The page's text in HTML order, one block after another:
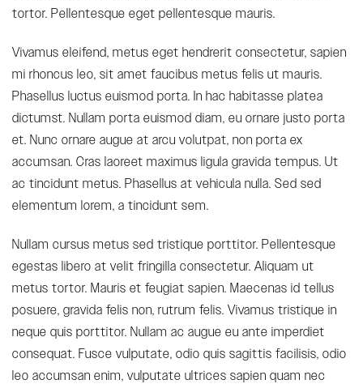
tortor. Pellentesque eget pellentesque mauris.
Vivamus eleifend, metus eget hendrerit consectetur, sapien
mi rhoncus leo, sit amet faucibus metus felis ut mauris.
Phasellus luctus euismod porta. In hac habitasse platea
dictumst. Nullam porta euismod diam, eu ornare justo porta
et. Nunc ornare augue at arcu volutpat, non porta ex
accumsan. Cras laoreet maximus ligula gravida tempus. Ut
ac tincidunt metus. Phasellus at vehicula nulla. Sed sed
elementum lorem, a tincidunt sem.
Nullam cursus metus sed tristique porttitor. Pellentesque
egestas libero at velit fringilla consectetur. Aliquam ut
metus tortor. Mauris et feugiat sapien. Maecenas id tellus
posuere, gravida felis non, rutrum felis. Vivamus tristique in
neque quis porttitor. Nullam ac augue eu ante imperdiet
consequat. Fusce vulputate, odio quis sagittis facilisis, odio
leo accumsan enim, vulputate ultrices sapien quam nec